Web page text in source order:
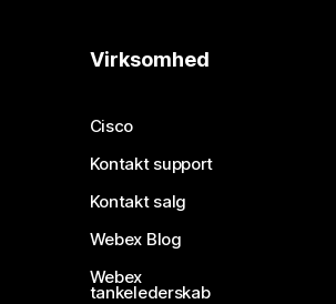
Virksomhed
Cisco
Kontakt support
Kontakt salg
Webex Blog
Webex
tankelederskab